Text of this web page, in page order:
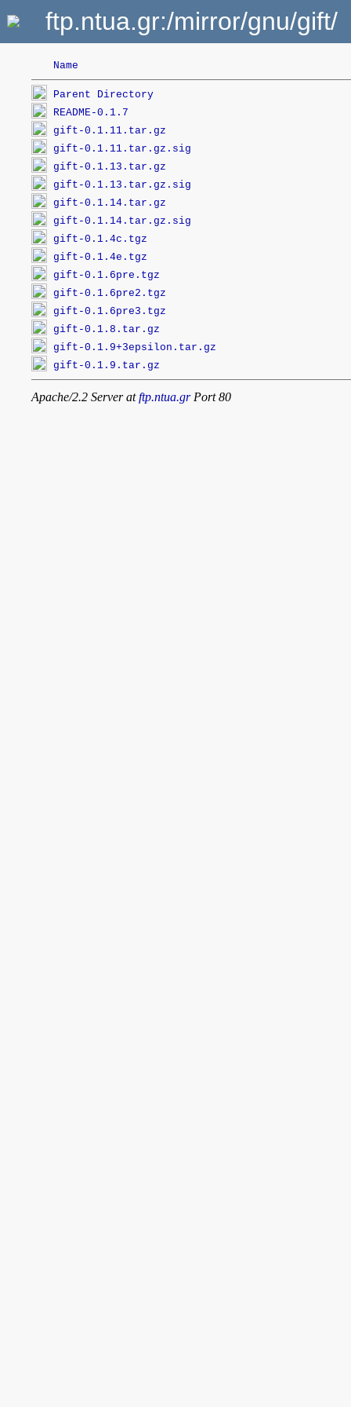
ftp.ntua.gr:/mirror/gnu/gift/
Name
Parent Directory
README-0.1.7
gift-0.1.11.tar.gz
gift-0.1.11.tar.gz.sig
gift-0.1.13.tar.gz
gift-0.1.13.tar.gz.sig
gift-0.1.14.tar.gz
gift-0.1.14.tar.gz.sig
gift-0.1.4c.tgz
gift-0.1.4e.tgz
gift-0.1.6pre.tgz
gift-0.1.6pre2.tgz
gift-0.1.6pre3.tgz
gift-0.1.8.tar.gz
gift-0.1.9+3epsilon.tar.gz
gift-0.1.9.tar.gz
Apache/2.2 Server atftp.ntua.grPort 80